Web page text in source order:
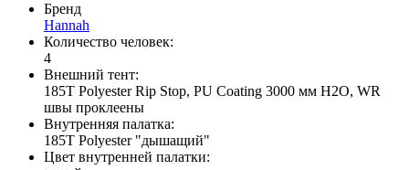
Бренд
Hannah
Количество человек:
4
Внешний тент:
185T Polyester Rip Stop, PU Coating 3000 мм H2O, WR
швы проклеены
Внутренняя палатка:
185T Polyester "дышащий"
Цвет внутренней палатки: